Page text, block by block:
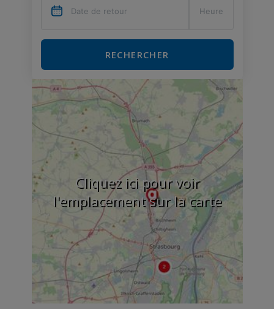
RECHERCHER
Cliquez ici pour voir
l'emplacement sur la carte